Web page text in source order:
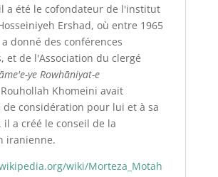
a été le cofondateur de l'institut
Ershad, où entre 1965
donné des conférences
et de l'Association du clergé
ye Rowhāniyat-e
Khomeini avait
de considération pour lui et à sa
il a créé le conseil de la
iranienne.
wiki/Morteza_Motah